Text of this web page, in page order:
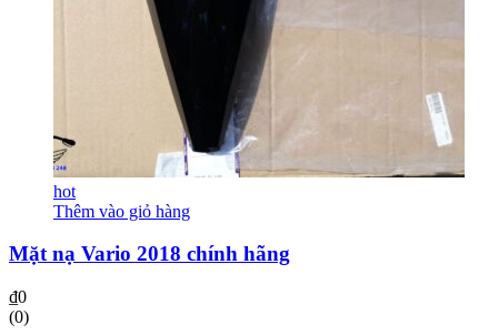
hot
Thêm vào giỏ hàng
Mặt nạ Vario 2018 chính hãng
₫0
(0)